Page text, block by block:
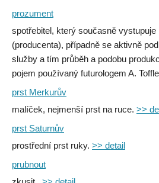
prozument
spotřebitel, který současně vystupuje
(producenta), případně se aktivně
služby a tím průběh a podobu
pojem používaný futurologem A.
prst Merkurův
malíček, nejmenší prst na ruce. >>
prst Saturnův
prostřední prst ruky. >> detail
prubnout